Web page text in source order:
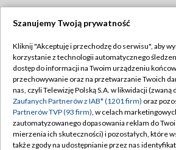
TVP
Abonament TVP
Emisja w TVP
Centrum informacji TVP
Naziemna Telewizja Cyfrowa
Regulamin TVP
Polityka
Moje zgody
Pomoc
Szanujemy Twoją prywatność
Kliknij "Akceptuję i przechodzę do serwisu", aby
korzystanie z technologii automatycznego
dostęp do informacji na Twoim urządzeniu
przechowywanie oraz na przetwarzanie Twoich
nas, czyli Telewizję Polską S.A. w likwidacji (zwaną
Zaufanych Partnerów z IAB* (1201 firm) oraz
Partnerów TVP (93 firm), w celach
zautomatyzowanego dopasowania reklam do
mierzenia ich skuteczności) i pozostałych, które
także zgody na udostępnianie przez nas